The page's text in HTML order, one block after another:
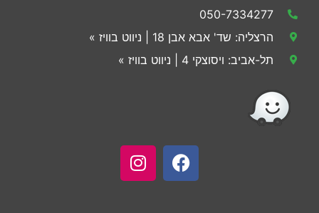
050-7334277
הרצליה: שד' אבא אבן 18 | ניווט בוויז »
תל-אביב: ויסוצקי 4 | ניווט בוויז »